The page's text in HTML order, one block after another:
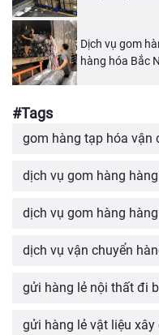
Dịch vụ gom
hàng hóa Bắc
#Tags
gom hàng tạp hóa vận
dịch vụ gom hàng
dịch vụ gom hàng
dịch vụ vận chuyển
gửi hàng lẻ nội thất đi
gửi hàng lẻ vật liệu xây